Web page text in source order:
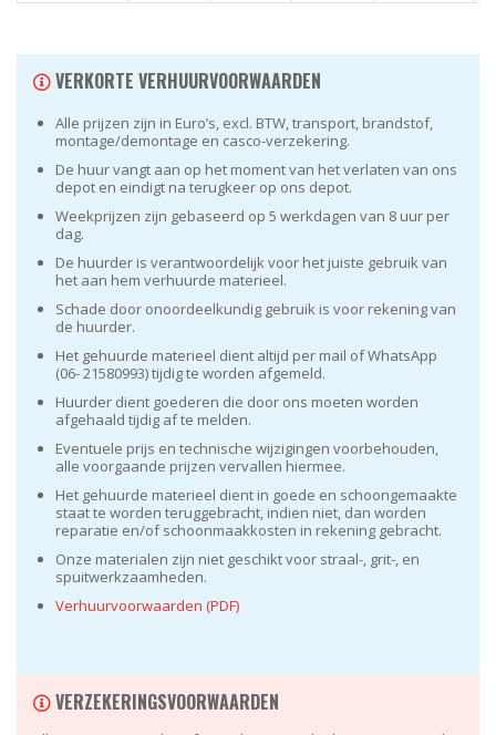
VERKORTE VERHUURVOORWAARDEN
Alle prijzen zijn in Euro’s, excl. BTW, transport, brandstof,
montage/demontage en casco-verzekering.
De huur vangt aan op het moment van het verlaten van ons
depot en eindigt na terugkeer op ons depot.
Weekprijzen zijn gebaseerd op 5 werkdagen van 8 uur per
dag.
De huurder is verantwoordelijk voor het juiste gebruik van
het aan hem verhuurde materieel.
Schade door onoordeelkundig gebruik is voor rekening van
de huurder.
Het gehuurde materieel dient altijd per mail of WhatsApp
(06- 21580993) tijdig te worden afgemeld.
Huurder dient goederen die door ons moeten worden
afgehaald tijdig af te melden.
Eventuele prijs en technische wijzigingen voorbehouden,
alle voorgaande prijzen vervallen hiermee.
Het gehuurde materieel dient in goede en schoongemaakte
staat te worden teruggebracht, indien niet, dan worden
reparatie en/of schoonmaakkosten in rekening gebracht.
Onze materialen zijn niet geschikt voor straal-, grit-, en
spuitwerkzaamheden.
Verhuurvoorwaarden (PDF)
VERZEKERINGSVOORWAARDEN